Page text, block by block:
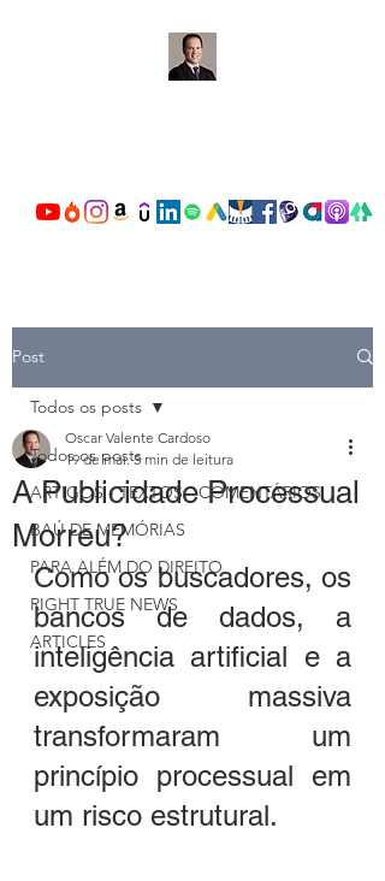
Post
Todos os posts
ARTIGOS - TEXTOS - COMENTÁRIOS
BAÚ DE MEMÓRIAS
PARA ALÉM DO DIREITO
RIGHT TRUE NEWS
ARTICLES
Todos os posts
A Publicidade Processual
Morreu?
Oscar Valente Cardoso
19 de mai. 5 min de leitura
Como os buscadores, os
bancos de dados, a
inteligência artificial e a
exposição massiva
transformaram um
princípio processual em
um risco estrutural.